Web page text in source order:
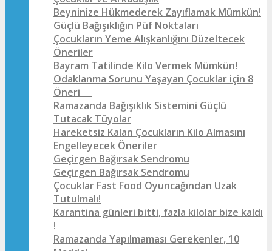
Beyninize Hükmederek Zayıflamak Mümkün!
Güçlü Bağışıklığın Püf Noktaları
Çocukların Yeme Alışkanlığını Düzeltecek
Öneriler
Bayram Tatilinde Kilo Vermek Mümkün!
Odaklanma Sorunu Yaşayan Çocuklar için 8
Öneri
Ramazanda Bağışıklık Sistemini Güçlü
Tutacak Tüyolar
Hareketsiz Kalan Çocukların Kilo Almasını
Engelleyecek Öneriler
Geçirgen Bağırsak Sendromu
Geçirgen Bağırsak Sendromu
Çocuklar Fast Food Oyuncağından Uzak
Tutulmalı!
Karantina günleri bitti, fazla kilolar bize kaldı
!
Ramazanda Yapılmaması Gerekenler, 10